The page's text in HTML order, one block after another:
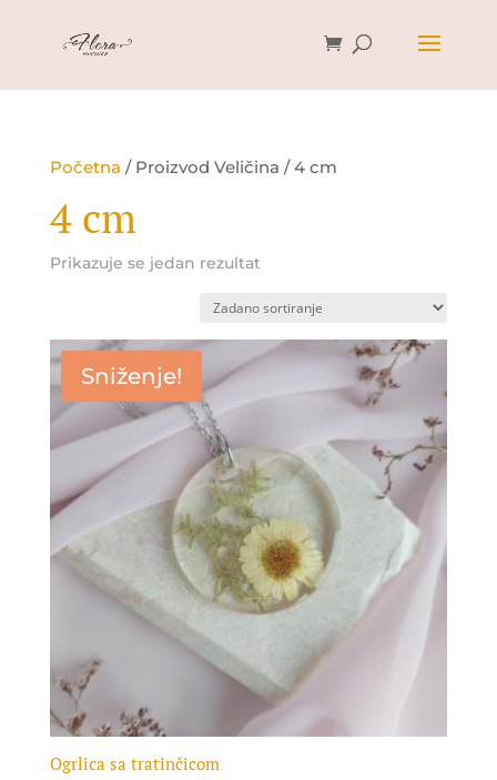
Početna / Proizvod Veličina / 4 cm
4 cm
Prikazuje se jedan rezultat
Sniženje!
Ogrlica sa tratinčicom